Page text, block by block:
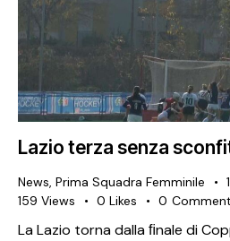
Lazio terza senza
News, Prima Squadra Femminile
159 Views 0 Likes 0
La Lazio torna dalla ﬁnale di